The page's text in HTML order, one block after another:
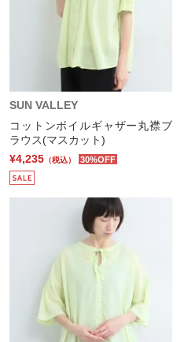
SUN VALLEY
コットンボイルギャザー丸襟ブ
ラウス(マスカット)
¥4,235 （税込） 30%OFF